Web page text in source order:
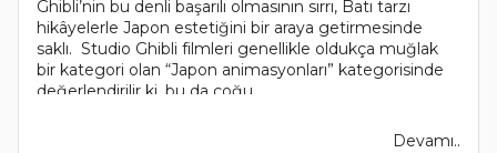
Ghibli’nin bu denli başarılı olmasının sırrı, Batı tarzı
hikâyelerle Japon estetiğini bir araya getirmesinde
saklı. Studio Ghibli filmleri genellikle oldukça muğlak
bir kategori olan “Japon animasyonları” kategorisinde
değerlendirilir ki, bu da çoğu..
Devamı..